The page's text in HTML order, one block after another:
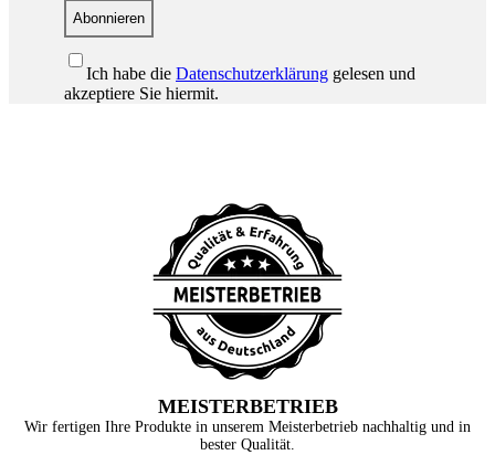
Abonnieren
Ich habe die Datenschutzerklärung gelesen und
akzeptiere Sie hiermit.
MEISTERBETRIEB
Wir fertigen Ihre Produkte in unserem Meisterbetrieb nachhaltig und in
bester Qualität.